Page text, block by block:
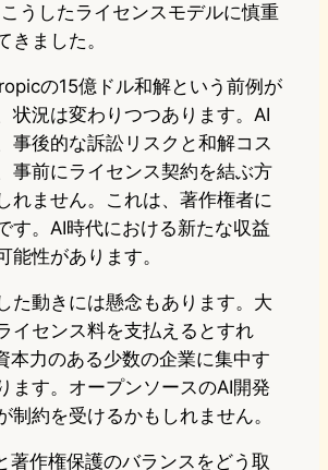
うしたライセンスモデルに慎重
きました。
の15億ドル和解という前例が
状況は変わりつつあります。AI
事後的な訴訟リスクと和解コス
事前にライセンス契約を結ぶ方
れません。これは、著作権者に
す。AI時代における新たな収益
能性があります。
た動きには懸念もあります。大
イセンス料を支払えるとすれ
本力のある少数の企業に集中す
ます。オープンソースのAI開発
制約を受けるかもしれません。
著作権保護のバランスをどう取